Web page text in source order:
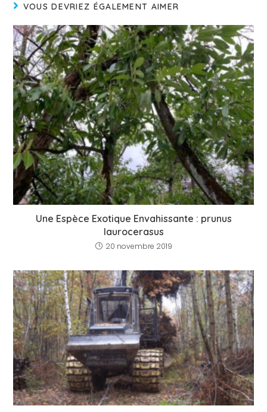
VOUS DEVRIEZ ÉGALEMENT AIMER
Une Espèce Exotique Envahissante : prunus
laurocerasus
20 novembre 2019